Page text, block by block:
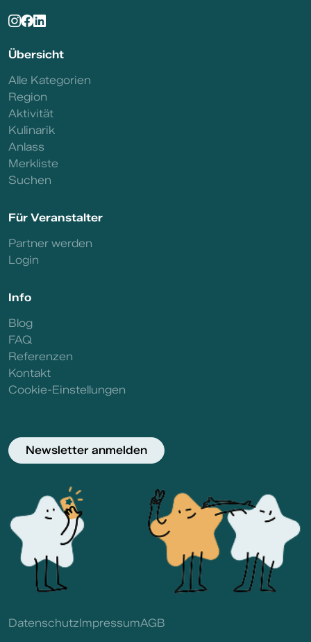
Übersicht
Alle Kategorien
Region
Aktivität
Kulinarik
Anlass
Merkliste
Suchen
Für Veranstalter
Partner werden
Login
Info
Blog
FAQ
Referenzen
Kontakt
Cookie-Einstellungen
Newsletter anmelden
DatenschutzImpressumAGB